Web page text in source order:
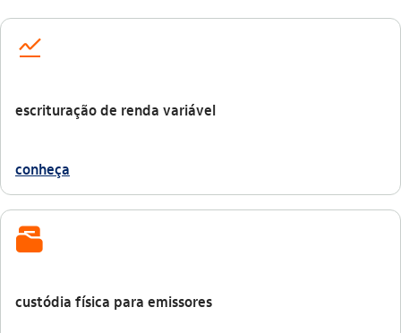
icon-itaufonts_acoes
escrituração de renda variável
conheça
documentos_pasta
custódia física para emissores